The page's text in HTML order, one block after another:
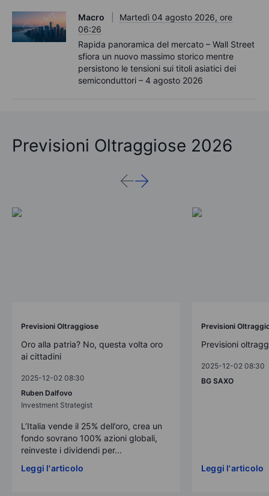
Macro
Martedì 04 agosto 2026, ore
06:26
Rapida panoramica del mercato – Wall Street
sfiora un nuovo massimo storico mentre
persistono le tensioni sui titoli asiatici dei
semiconduttori – 4 agosto 2026
Previsioni Oltraggiose 2026
Previsioni Oltraggiose
Oro alla patria? No, questa volta oro
ai cittadini
2025-12-02 08:30
Ruben Dalfovo
Investment Strategist
L’Italia vende il 25% dell’oro, crea un
fondo sovrano 100% azioni globali,
reinveste i dividendi per...
Leggi l'articolo
Previsioni
Previsioni
2025-12-02 08:30
BG SAXO
Leggi l'articolo